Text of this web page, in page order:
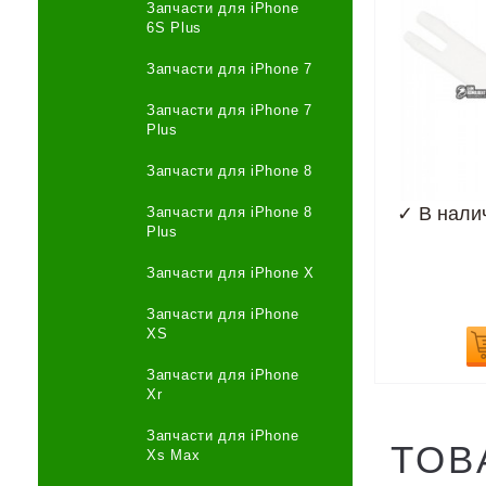
Запчасти для iPhone
6S Plus
Запчасти для iPhone 7
Запчасти для iPhone 7
Plus
Запчасти для iPhone 8
Запчасти для iPhone 8
Plus
Запчасти для iPhone X
Запчасти для iPhone
XS
Запчасти для iPhone
Xr
Запчасти для iPhone
Xs Max
✓ В